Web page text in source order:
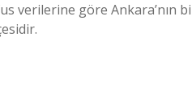
verilerine göre Ankara’nın